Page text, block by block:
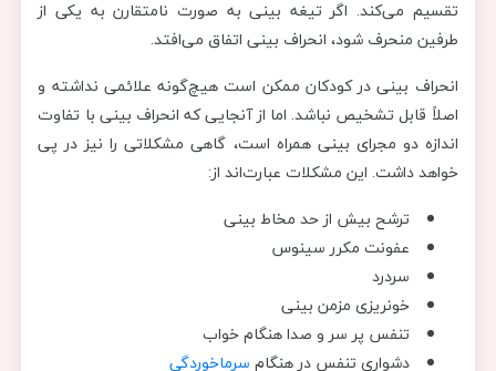
تقسیم می‌کند. اگر تیغه بینی به صورت نامتقارن به یکی از
طرفین منحرف شود، انحراف بینی اتفاق می‌افتد.
انحراف بینی در کودکان ممکن است هیچ‌گونه علائمی نداشته و
اصلاً قابل تشخیص نباشد. اما از آنجایی که انحراف بینی با تفاوت
اندازه دو مجرای بینی همراه است، گاهی مشکلاتی را نیز در پی
خواهد داشت. این مشکلات عبارت‌اند از:
ترشح بیش از حد مخاط بینی
عفونت مکرر سینوس
سردرد
خونریزی مزمن بینی
تنفس پر سر و صدا هنگام خواب
دشواری تنفس در هنگام سرماخوردگی